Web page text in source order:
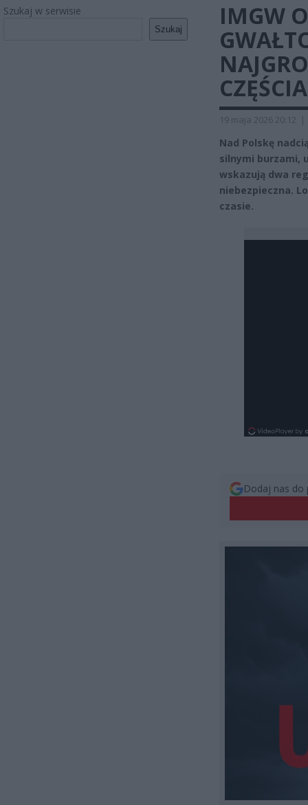
Szukaj w serwisie
Szukaj
IMGW
19 maja 2026 20:12 |
Nad Polskę
silnymi burzami,
wskazują dwa
niebezpieczna.
czasie.
Dodaj nas do